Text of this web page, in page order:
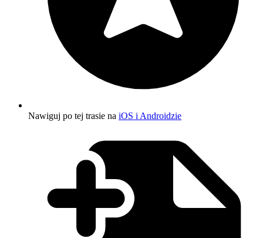
Nawiguj po tej trasie na iOS i Androidzie